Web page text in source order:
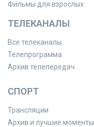
Фильмы для взрослых
ТЕЛЕКАНАЛЫ
Все телеканалы
Телепрограмма
Архив телепередач
СПОРТ
Трансляции
Архив и лучшие моменты